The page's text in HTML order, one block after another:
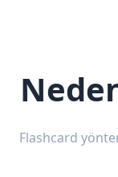
Flashcard